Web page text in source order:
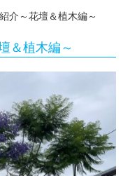
人
筑
水
園
介～花壇＆植木編～
＆植木編～